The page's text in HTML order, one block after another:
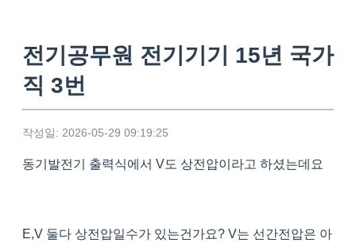
전기공무원 전기기기 15년 국가
직 3번
작성일: 2026-05-29 09:19:25
동기발전기 출력식에서 V도 상전압이라고 하셨는데요
E,V 둘다 상전압일수가 있는건가요? V는 선간전압은 아